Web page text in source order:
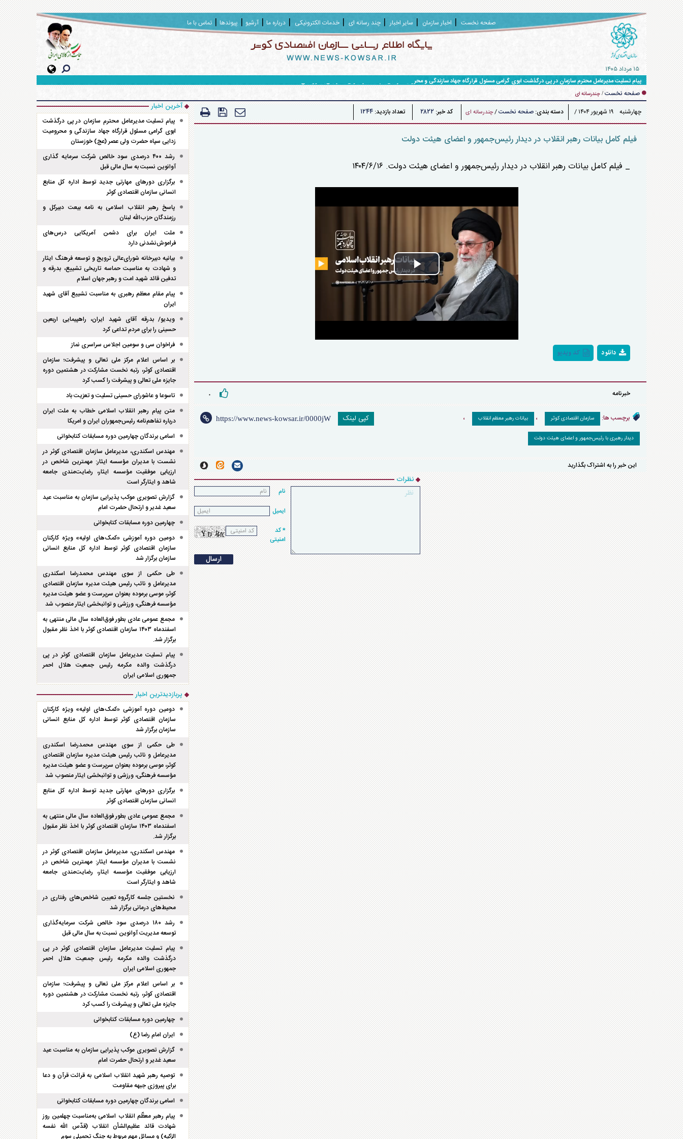
صفحه نخست اخبار سازمان سایر اخبار چند رسانه ای خدمات الکترونیکی درباره ما آرشیو پیوندها تماس با ما
۱۵ مرداد ۱۴۰۵
پیام تسلیت مدیرعامل محترم سازمان در پی درگذشت ابوی گرامی مسئول قرارگاه جهاد سازندگی و محرومیت زدایی سپاه حضرت ولی عصر (عج) خوزستان
صفحه نخست / چندرسانه ای
چهارشنبه ۱۹ شهريور ۱۴۰۴ /
دسته بندی: صفحه نخست/چندرسانه ای کد خبر: ۲۸۲۲ تعداد بازدید: ۱۲۴۴
فیلم کامل بیانات رهبر انقلاب در دیدار رئیس‌جمهور و اعضای هیئت دولت
_ فیلم کامل بیانات رهبر انقلاب در دیدار رئیس‌جمهور و اعضای هیئت دولت. ۱۴۰۴/۶/۱۶
Play
Video
کد ویدیو دانلود
خبرنامه ۰
برچسب ها: سازمان اقتصادی کوثر ، بیانات رهبر معظم انقلاب ،
دیدار رهبری با رئیس‌جمهور و اعضای هیئت دولت
کپی لینک
این خبر را به اشتراک بگذارید
نظرات
نام
ایمیل
* کد
امنیتی
آخرین اخبار
پیام تسلیت مدیرعامل محترم سازمان در پی درگذشت
ابوی گرامی مسئول قرارگاه جهاد سازندگی و محرومیت
زدایی سپاه حضرت ولی عصر (عج) خوزستان
رشد ۴۰۰ درصدی سود خالص شرکت سرمایه گذاری
آوانوین نسبت به سال مالی قبل
برگزاری دور‌های مهارتی جدید توسط اداره کل منابع
انسانی سازمان اقتصادی کوثر
پاسخ رهبر انقلاب اسلامی به نامه بیعت دبیرکل و
رزمندگان حزب‌الله لبنان
ملت ایران برای دشمن آمریکایی درس‌های
فراموش‌نشدنی دارد
بیانیه دبیرخانه شورای‌عالی ترویج و توسعه فرهنگ ایثار
و شهادت به مناسبت حماسه تاریخی تشییع، بدرقه و
تدفین قائد شهید امت و رهبر جهان اسلام
پیام مقام معظم رهبری به مناسبت تشییع آقای شهید
ایران
ویدیو/ بدرقه آقای شهید ایران، راهپیمایی اربعین
حسینی را برای مردم تداعی کرد
فراخوان سی و سومین اجلاس سراسری نماز
بر اساس اعلام مرکز ملی تعالی و پیشرفت؛ سازمان
اقتصادی کوثر، رتبه نخست مشارکت در هشتمین دوره
جایزه ملی تعالی و پیشرفت را کسب کرد
تاسوعا و عاشورای حسینی تسلیت و تعزیت باد
متن پیام رهبر انقلاب اسلامی خطاب به ملت ایران
درباره تفاهم‌نامه رئیس‌جمهوران ایران و امریکا
اسامی برندگان چهارمین دوره مسابقات کتابخوانی
مهندس اسکندری، مدیرعامل سازمان اقتصادی کوثر در
نشست با مدیران مؤسسه ایثار: مهمترین شاخص در
ارزیابی موفقیت مؤسسه ایثار، رضایت‌مندی جامعه
شاهد و ایثارگر است
گزارش تصویری موکب پذیرایی سازمان به مناسبت عید
سعید غدیر و ارتحال حضرت امام
چهارمین دوره مسابقات کتابخوانی
دومین دوره آموزشی «کمک‌های اولیه» ویژه کارکنان
سازمان اقتصادی کوثر توسط اداره کل منابع انسانی
سازمان برگزار شد
طی حکمی از سوی مهندس محمدرضا اسکندری
مدیرعامل و نائب رئیس هیئت مدیره سازمان اقتصادی
کوثر، موسی برموده بعنوان سرپرست و عضو هیئت مدیره
مؤسسه فرهنگی، ورزشی و توانبخشی ایثار منصوب شد
مجمع عمومی عادی بطور فوق‌العاده سال مالی منتهی به
اسفند‌ماه ۱۴۰۳ سازمان اقتصادی کوثر با اخذ نظر مقبول
برگزار شد.
پیام تسلیت مدیرعامل سازمان اقتصادی کوثر در پی
درگذشت والده مکرمه رئیس جمعیت هلال احمر
جمهوری اسلامی ایران
پربازدیدترین اخبار
دومین دوره آموزشی «کمک‌های اولیه» ویژه کارکنان
سازمان اقتصادی کوثر توسط اداره کل منابع انسانی
سازمان برگزار شد
طی حکمی از سوی مهندس محمدرضا اسکندری
مدیرعامل و نائب رئیس هیئت مدیره سازمان اقتصادی
کوثر، موسی برموده بعنوان سرپرست و عضو هیئت مدیره
مؤسسه فرهنگی، ورزشی و توانبخشی ایثار منصوب شد
برگزاری دور‌های مهارتی جدید توسط اداره کل منابع
انسانی سازمان اقتصادی کوثر
مجمع عمومی عادی بطور فوق‌العاده سال مالی منتهی به
اسفند‌ماه ۱۴۰۳ سازمان اقتصادی کوثر با اخذ نظر مقبول
برگزار شد.
مهندس اسکندری، مدیرعامل سازمان اقتصادی کوثر در
نشست با مدیران مؤسسه ایثار: مهمترین شاخص در
ارزیابی موفقیت مؤسسه ایثار، رضایت‌مندی جامعه
شاهد و ایثارگر است
نخستین جلسه کارگروه تعیین شاخص‌های رفتاری در
محیط‌های درمانی برگزار شد
رشد ۱۸۰ درصدی سود خالص شرکت سرمایه‌گذاری
توسعه مدیریت آوانوین نسبت به سال مالی قبل
پیام تسلیت مدیرعامل سازمان اقتصادی کوثر در پی
درگذشت والده مکرمه رئیس جمعیت هلال احمر
جمهوری اسلامی ایران
بر اساس اعلام مرکز ملی تعالی و پیشرفت؛ سازمان
اقتصادی کوثر، رتبه نخست مشارکت در هشتمین دوره
جایزه ملی تعالی و پیشرفت را کسب کرد
چهارمین دوره مسابقات کتابخوانی
ایران امام رضا (ع)
گزارش تصویری موکب پذیرایی سازمان به مناسبت عید
سعید غدیر و ارتحال حضرت امام
توصیه رهبر شهید انقلاب اسلامی به قرائت قرآن و دعا
برای پیروزی جبهه مقاومت
اسامی برندگان چهارمین دوره مسابقات کتابخوانی
پیام رهبر معظّم انقلاب اسلامی به‌مناسبت چهلمین روز
شهادت قائد عظیم‌الشأن انقلاب (قدّس الله نفسه
الزکیه) و مسائل مهم مربوط به جنگ تحمیلی سوم